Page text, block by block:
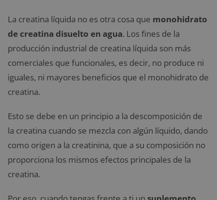
La creatina líquida no es otra cosa que monohidrato
de creatina disuelto en agua. Los fines de la
producción industrial de creatina líquida son más
comerciales que funcionales, es decir, no produce ni
iguales, ni mayores beneficios que el monohidrato de
creatina.
Esto se debe en un principio a la descomposición de
la creatina cuando se mezcla con algún líquido, dando
como origen a la creatinina, que a su composición no
proporciona los mismos efectos principales de la
creatina.